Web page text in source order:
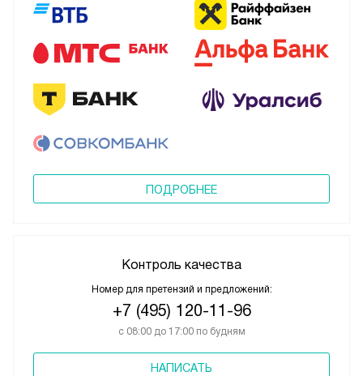
ПОДРОБНЕЕ
Контроль качества
Номер для претензий и предложений:
+7 (495) 120-11-96
с 08:00 до 17:00 по будням
НАПИСАТЬ